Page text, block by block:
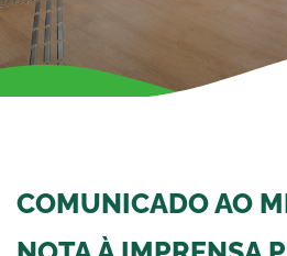
COMUNICADO AO